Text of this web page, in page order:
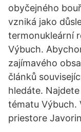
obyčejného
vzniká jako
termonukleární
Výbuch.
zajímavého
článků
hledáte.
tématu Výbuch.
priestore